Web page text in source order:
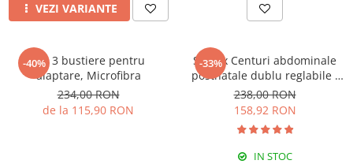
VEZI VARIANTE
-40%
Set 3 bustiere pentru
alaptare, Microfibra
234,00 RON
de la 115,90 RON
-33%
Set 2 x Centuri abdominale
postnatale dublu reglabile -
Beige-Black
238,00 RON
158,92 RON
IN STOC